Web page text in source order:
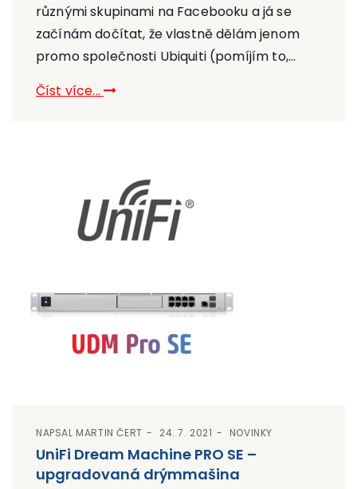
různými skupinami na Facebooku a já se
začínám dočítat, že vlastně dělám jenom
promo společnosti Ubiquiti (pomíjím to,...
Číst více...
NAPSAL MARTIN ČERT 24. 7. 2021 NOVINKY
UniFi Dream Machine PRO SE –
upgradovaná drýmmašina